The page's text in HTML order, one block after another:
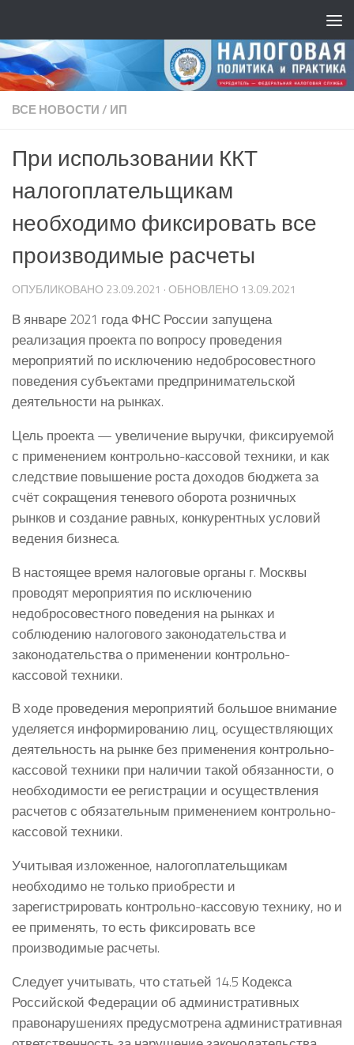
ВСЕ НОВОСТИ/ ИП
При использовании ККТ
налогоплательщикам
необходимо фиксировать все
производимые расчеты
ОПУБЛИКОВАНО 23.09.2021 · ОБНОВЛЕНО 13.09.2021
В январе 2021 года ФНС России запущена
реализация проекта по вопросу проведения
мероприятий по исключению недобросовестного
поведения субъектами предпринимательской
деятельности на рынках.
Цель проекта — увеличение выручки, фиксируемой
с применением контрольно-кассовой техники, и как
следствие повышение роста доходов бюджета за
счёт сокращения теневого оборота розничных
рынков и создание равных, конкурентных условий
ведения бизнеса.
В настоящее время налоговые органы г. Москвы
проводят мероприятия по исключению
недобросовестного поведения на рынках и
соблюдению налогового законодательства и
законодательства о применении контрольно-
кассовой техники.
В ходе проведения мероприятий большое внимание
уделяется информированию лиц, осуществляющих
деятельность на рынке без применения контрольно-
кассовой техники при наличии такой обязанности, о
необходимости ее регистрации и осуществления
расчетов с обязательным применением контрольно-
кассовой техники.
Учитывая изложенное, налогоплательщикам
необходимо не только приобрести и
зарегистрировать контрольно-кассовую технику, но и
ее применять, то есть фиксировать все
производимые расчеты.
Следует учитывать, что статьей 14.5 Кодекса
Российской Федерации об административных
правонарушениях предусмотрена административная